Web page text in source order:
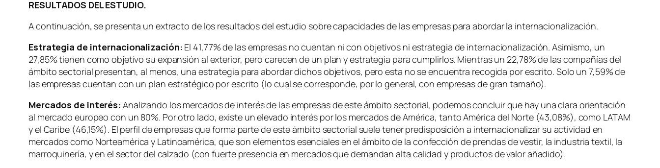
RESULTADOS DEL ESTUDIO.
A continuación, se presenta un extracto de los resultados del estudio sobre capacidades de las empresas para abordar la internacionalización.
Estrategia de internacionalización: El 41,77% de las empresas no cuentan ni con objetivos ni estrategia de internacionalización. Asimismo, un
27,85% tienen como objetivo su expansión al exterior, pero carecen de un plan y estrategia para cumplirlos. Mientras un 22,78% de las compañías del
ámbito sectorial presentan, al menos, una estrategia para abordar dichos objetivos, pero esta no se encuentra recogida por escrito. Solo un 7,59% de
las empresas cuentan con un plan estratégico por escrito (lo cual se corresponde, por lo general, con empresas de gran tamaño).
Mercados de interés: Analizando los mercados de interés de las empresas de este ámbito sectorial, podemos concluir que hay una clara orientación
al mercado europeo con un 80%. Por otro lado, existe un elevado interés por los mercados de América, tanto América del Norte (43,08%), como LATAM
y el Caribe (46,15%). El perfil de empresas que forma parte de este ámbito sectorial suele tener predisposición a internacionalizar su actividad en
mercados como Norteamérica y Latinoamérica, que son elementos esenciales en el ámbito de la confección de prendas de vestir, la industria textil, la
marroquinería, y en el sector del calzado (con fuerte presencia en mercados que demandan alta calidad y productos de valor añadido).